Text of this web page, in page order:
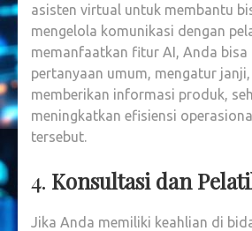
asisten virtual untuk membantu
mengelola komunikasi dengan
memanfaatkan fitur AI, Anda bisa
pertanyaan umum, mengatur
memberikan informasi produk,
meningkatkan efisiensi
tersebut.
4. Konsultasi dan
Jika Anda memiliki keahlian di